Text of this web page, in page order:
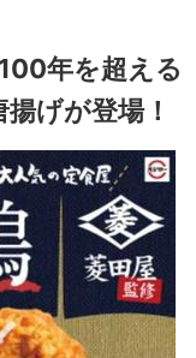
年を超える
げが登場！